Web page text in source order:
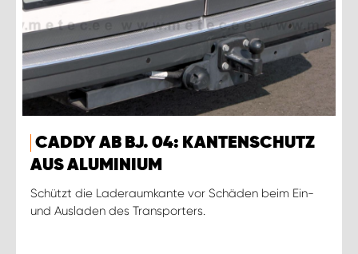
CADDY AB BJ. 04: KANTENSCHUTZ
AUS ALUMINIUM
Schützt die Laderaumkante vor Schäden beim Ein-
und Ausladen des Transporters.